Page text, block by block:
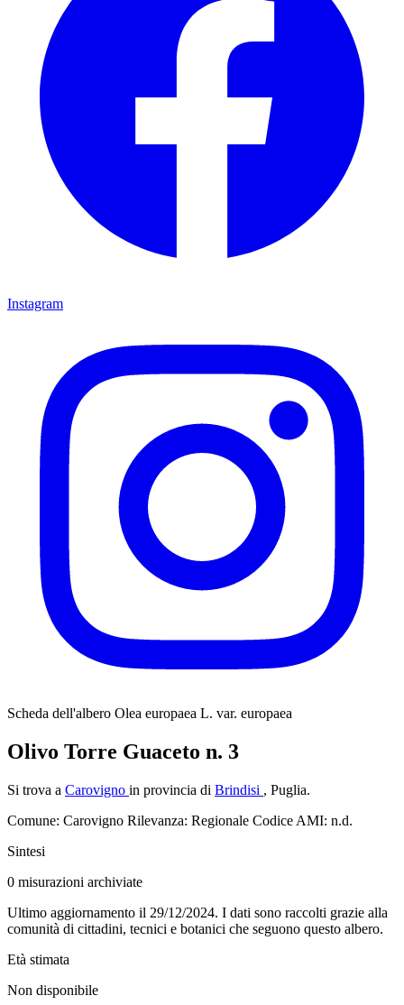
Instagram
Scheda dell'albero Olea europaea L. var. europaea
Olivo Torre Guaceto n. 3
Si trova a Carovigno in provincia di Brindisi , Puglia.
Comune: Carovigno Rilevanza: Regionale Codice AMI: n.d.
Sintesi
0 misurazioni archiviate
Ultimo aggiornamento il 29/12/2024. I dati sono raccolti grazie alla
comunità di cittadini, tecnici e botanici che seguono questo albero.
Età stimata
Non disponibile